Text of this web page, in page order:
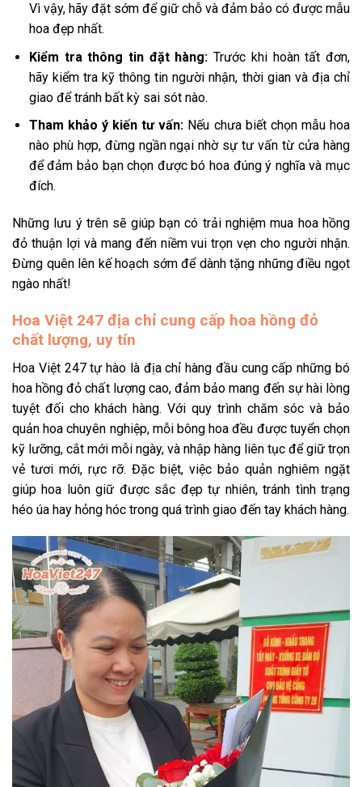
Vì vậy, hãy đặt sớm để giữ chỗ và đảm bảo có được mẫu
hoa đẹp nhất.
Kiểm tra thông tin đặt hàng: Trước khi hoàn tất đơn,
hãy kiểm tra kỹ thông tin người nhận, thời gian và địa chỉ
giao để tránh bất kỳ sai sót nào.
Tham khảo ý kiến tư vấn: Nếu chưa biết chọn mẫu hoa
nào phù hợp, đừng ngần ngại nhờ sự tư vấn từ cửa hàng
để đảm bảo bạn chọn được bó hoa đúng ý nghĩa và mục
đích.
Những lưu ý trên sẽ giúp bạn có trải nghiệm mua hoa hồng
đỏ thuận lợi và mang đến niềm vui trọn vẹn cho người nhận.
Đừng quên lên kế hoạch sớm để dành tặng những điều ngọt
ngào nhất!
Hoa Việt 247 địa chỉ cung cấp hoa hồng đỏ
chất lượng, uy tín
Hoa Việt 247 tự hào là địa chỉ hàng đầu cung cấp những bó
hoa hồng đỏ chất lượng cao, đảm bảo mang đến sự hài lòng
tuyệt đối cho khách hàng. Với quy trình chăm sóc và bảo
quản hoa chuyên nghiệp, mỗi bông hoa đều được tuyển chọn
kỹ lưỡng, cắt mới mỗi ngày, và nhập hàng liên tục để giữ trọn
vẻ tươi mới, rực rỡ. Đặc biệt, việc bảo quản nghiêm ngặt
giúp hoa luôn giữ được sắc đẹp tự nhiên, tránh tình trạng
héo úa hay hỏng hóc trong quá trình giao đến tay khách hàng.